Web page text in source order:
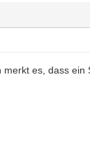
es, dass